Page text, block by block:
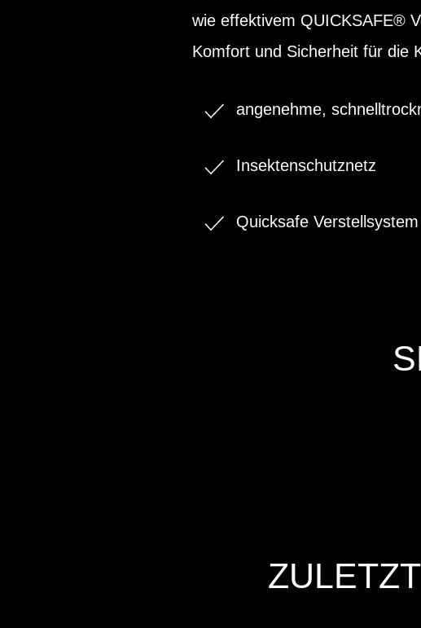
wie effektivem QUICKSAFE®
Komfort und Sicherheit für die
angenehme,
Insektenschutznetz
Quicksafe